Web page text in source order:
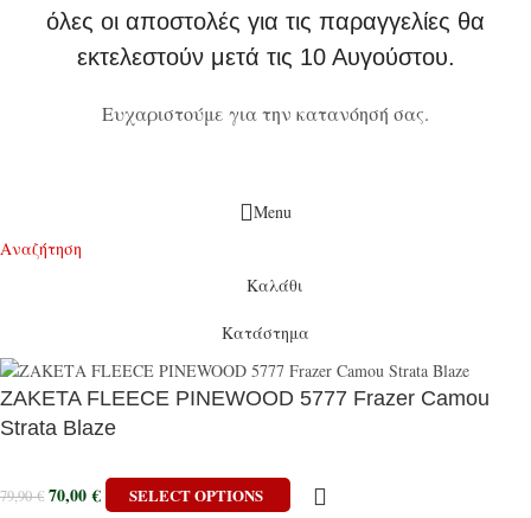
όλες οι αποστολές για τις παραγγελίες θα
εκτελεστούν μετά τις 10 Αυγούστου.
Ευχαριστούμε για την κατανόησή σας.
Menu
Αναζήτηση
Καλάθι
Κατάστημα
ΖΑΚΕΤΑ FLEECE PINEWOOD 5777 Frazer Camou
Strata Blaze
79,90€ 70,00€ SELECT OPTIONS